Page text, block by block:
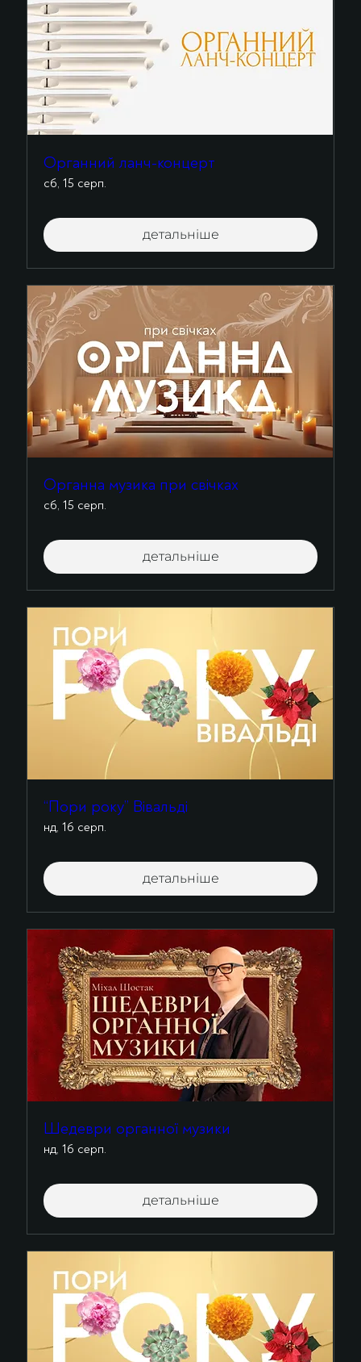
Органний ланч-концерт
сб, 15 серп.
детальніше
Органна музика при свічках
сб, 15 серп.
детальніше
“Пори року” Вівальді
нд, 16 серп.
детальніше
Шедеври органної музики
нд, 16 серп.
детальніше